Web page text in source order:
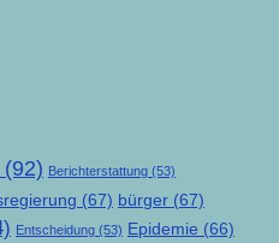
(92) Berichterstattung (53)
(67) bürger (67)
Entscheidung (53) Epidemie (66)